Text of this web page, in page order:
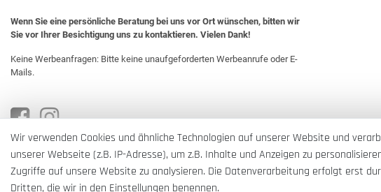
Wenn Sie eine persönliche Beratung bei uns vor Ort wünschen, bitten wir
Sie vor Ihrer Besichtigung uns zu kontaktieren. Vielen Dank!
Keine Werbeanfragen: Bitte keine unaufgeforderten Werbeanrufe oder E-
Mails.
Wir verwenden Cookies und ähnliche Technologien auf unserer Website und
unserer Webseite (z.B. IP-Adresse), um z.B. Inhalte und Anzeigen zu
Zugriffe auf unsere Website zu analysieren. Die Datenverarbeitung erfolgt erst
Dritten, die wir in den Einstellungen benennen.